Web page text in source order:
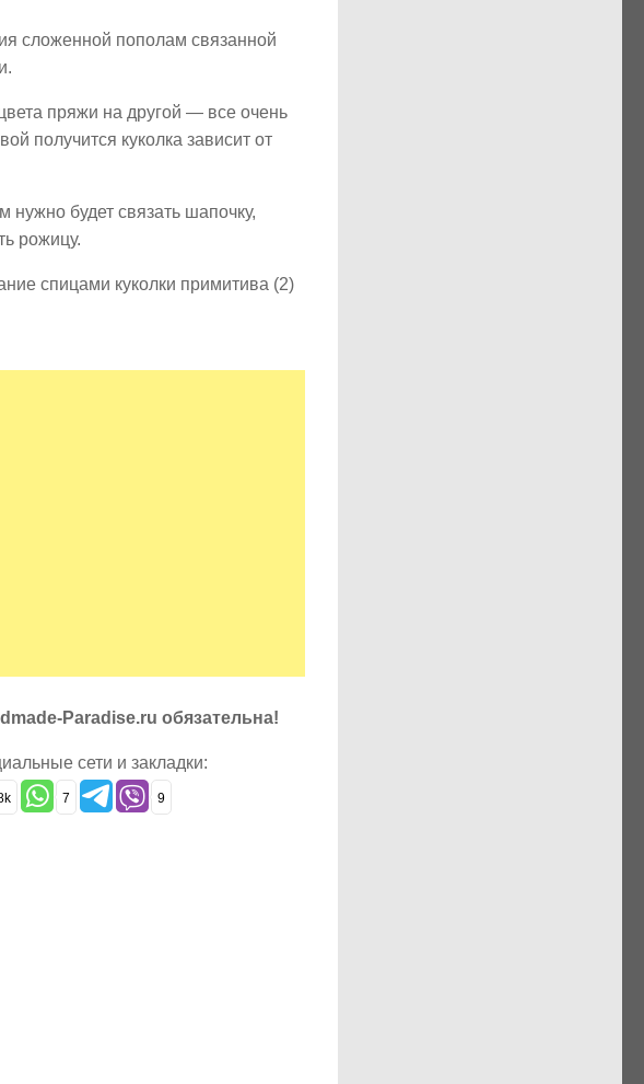
сложенной пополам связанной
пряжи на другой — все очень
получится куколка зависит от
будет связать шапочку,
рожицу.
Paradise.ru обязательна!
сети и закладки:
7 9